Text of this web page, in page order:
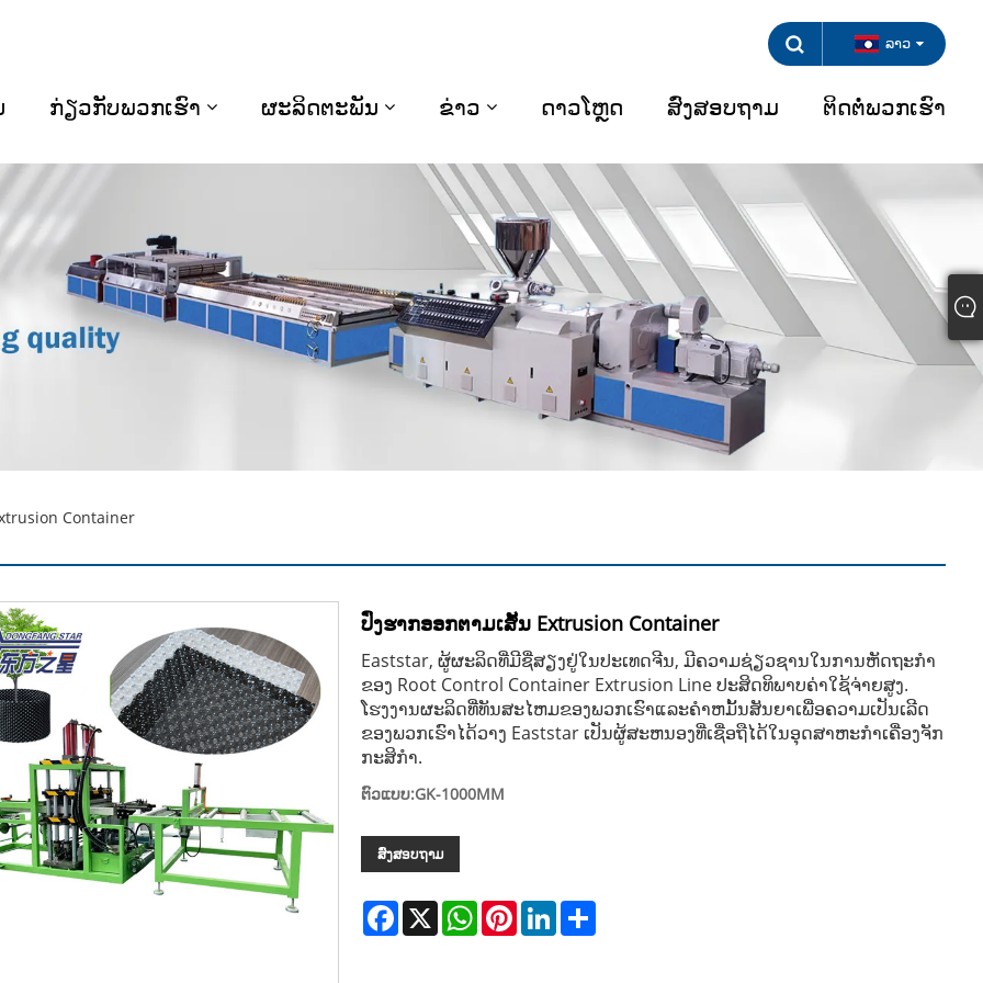
ລາວ
ກ່ຽວກັບພວກເຮົາ ຜະລິດຕະພັນ ຂ່າວ ດາວໂຫຼດ ສົ່ງສອບຖາມ ຕິດຕໍ່ພວກເຮົາ
Container
ປົ່ງຮາກອອກຕາມເສັ້ນ Extrusion Container
Eaststar, ຜູ້ຜະລິດທີ່ມີຊື່ສຽງຢູ່ໃນປະເທດຈີນ, ມີຄວາມຊ່ຽວຊານໃນການຫັດຖະກໍາ
ຂອງ Root Control Container Extrusion Line ປະສິດທິພາບຄ່າໃຊ້ຈ່າຍສູງ.
ໂຮງງານຜະລິດທີ່ທັນສະໄຫມຂອງພວກເຮົາແລະຄໍາຫມັ້ນສັນຍາເພື່ອຄວາມເປັນເລີດ
ຂອງພວກເຮົາໄດ້ວາງ Eaststar ເປັນຜູ້ສະຫນອງທີ່ເຊື່ອຖືໄດ້ໃນອຸດສາຫະກໍາເຄື່ອງຈັກ
ກະສິກໍາ.
ຕົວແບບ:GK-1000MM
ສົ່ງສອບຖາມ
Facebook
X WhatsAppPinterestLinkedIn